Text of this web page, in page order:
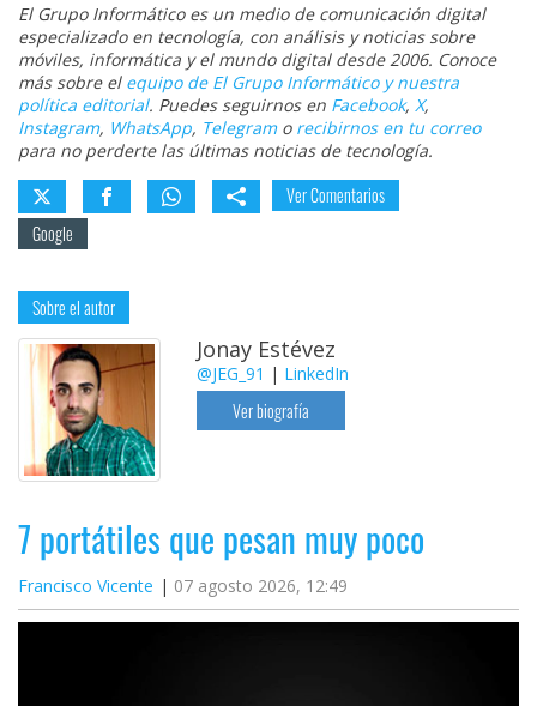
El Grupo Informático es un medio de comunicación digital
especializado en tecnología, con análisis y noticias sobre
móviles, informática y el mundo digital desde 2006. Conoce
más sobre el equipo de El Grupo Informático y nuestra
política editorial. Puedes seguirnos en Facebook, X,
Instagram, WhatsApp, Telegramo recibirnos en tu correo
para no perderte las últimas noticias de tecnología.
Ver Comentarios
Google
Sobre el autor
Jonay Estévez
@JEG_91 | LinkedIn
Ver biografía
7 portátiles que pesan muy poco
Francisco Vicente 07 agosto 2026, 12:49